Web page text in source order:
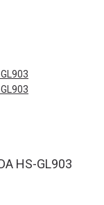
HS-GL903